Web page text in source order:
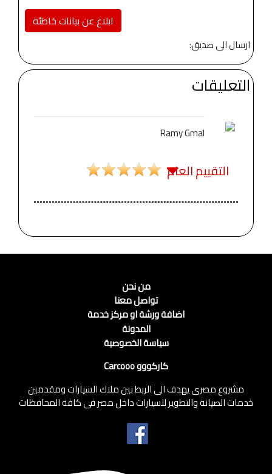
ابلاغ عن بيانات خاطئة
ارسال الى صديق:
التعليقات
Ramy Gmal
التقييم العام
من نحن
تواصل معنا
اضافة ورشة او مركز خدمة
المدونة
سياسة الخصوصية
كاركووو Carcooo
مشروع مصرى يهدف الى الربط بين ملاك السيارات ومقدمين
خدمات الصيانة والتطوير للسيارات داخل مصر فى كافة المحافظات